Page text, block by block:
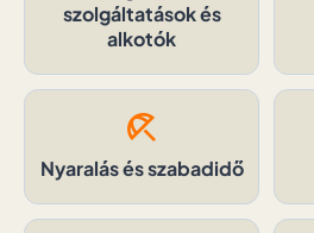
szolgáltatások és
alkotók
beach_access
Nyaralás és szabadidő